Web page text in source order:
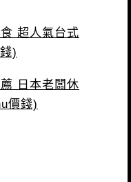
超人氣台式
)
日本老闆休
價錢)